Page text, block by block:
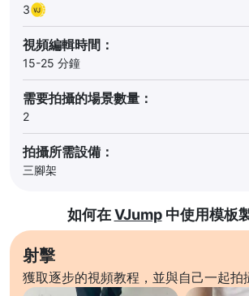
3
視頻編輯時間：
15-25 分鐘
需要拍攝的場景數量：
2
拍攝所需設備：
三腳架
如何在VJump中使用模板
射擊
獲取逐步的視頻教程，並與自己一起拍